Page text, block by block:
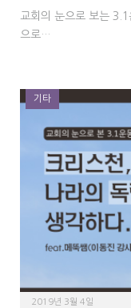
교회의 눈으로 보는
으로…
기타
2019년 3월 4일